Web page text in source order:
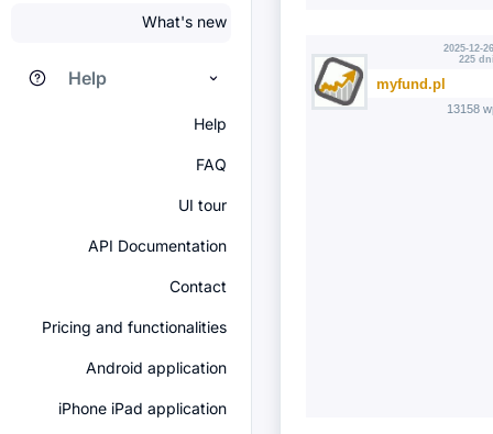
What's new
Help
Help
FAQ
UI tour
API Documentation
Contact
Pricing and functionalities
Android application
iPhone iPad application
2025-12-
225
myfund.pl
13158